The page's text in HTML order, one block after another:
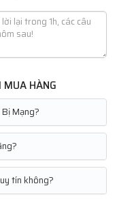
MUA HÀNG
Mạng?
tín không?